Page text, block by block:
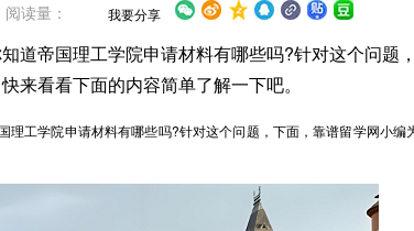
读量： 我要分享
道帝国理工学院申请材料有哪些吗?针对这个问题
来看看下面的内容简单了解一下吧。
工学院申请材料有哪些吗?针对这个问题，下面，靠谱留学网小编